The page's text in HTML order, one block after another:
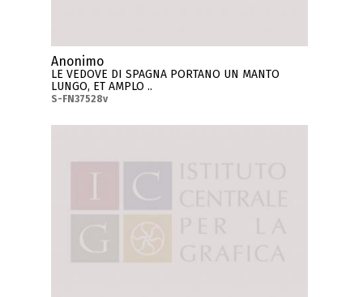
Anonimo
LE VEDOVE DI SPAGNA PORTANO UN MANTO
LUNGO, ET AMPLO ..
S-FN37528v